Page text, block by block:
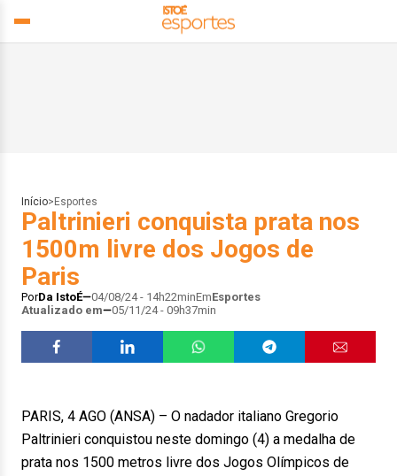
Início> Esportes
Paltrinieri conquista prata nos
1500m livre dos Jogos de
Paris
PorDa IstoÉ 04/08/24 - 14h22minEmEsportes
Atualizado em
05/11/24 - 09h37min
PARIS, 4 AGO (ANSA) – O nadador italiano Gregorio
Paltrinieri conquistou neste domingo (4) a medalha de
prata nos 1500 metros livre dos Jogos Olímpicos de